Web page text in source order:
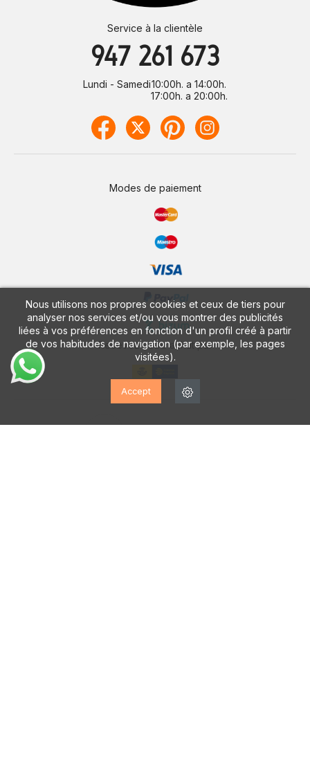
Nous utilisons nos propres cookies et ceux de tiers pour
analyser nos services et/ou vous montrer des publicités
liées à vos préférences en fonction d'un profil créé à partir
de vos habitudes de navigation (par exemple, les pages
visitées).
Accept
Service à la clientèle
947 261 673
Lundi - Samedi10:00h. a 14:00h.
17:00h. a 20:00h.
Modes de paiement
Recevez votre achat par